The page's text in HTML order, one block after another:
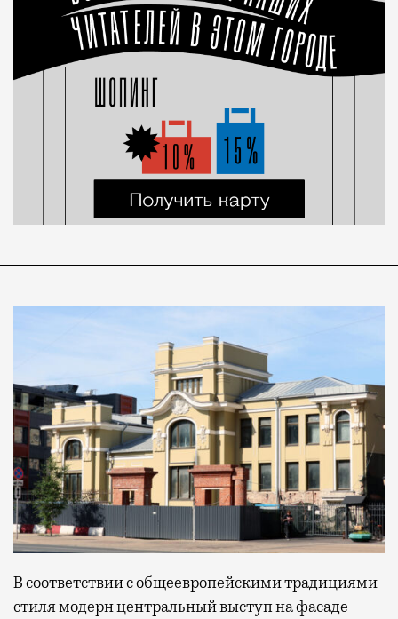
В соответствии с общеевропейскими традициями
стиля модерн центральный выступ на фасаде